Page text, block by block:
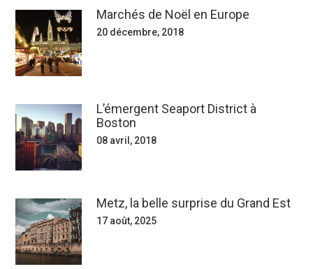
Marchés de Noël en Europe
20 décembre, 2018
L’émergent Seaport District à
Boston
08 avril, 2018
Metz, la belle surprise du Grand Est
17 août, 2025